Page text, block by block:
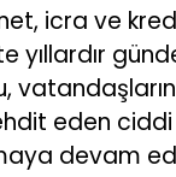
icra ve
yıllardır
vatandaşların
eden
devam